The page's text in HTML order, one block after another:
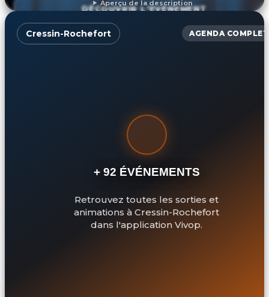
Aperçu de la description
DÉCOUVRIR L'ÉVÉNEMENT
Cressin-Rochefort AGENDA COMPLET
+ 92 ÉVÉNEMENTS
Retrouvez toutes les sorties et
animations à Cressin-Rochefort
dans l'application Vivop.